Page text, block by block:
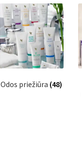
Odos priežiūra (48)